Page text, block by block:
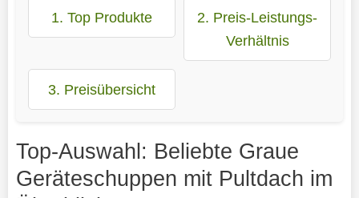
1. Top Produkte
2. Preis-Leistungs-
Verhältnis
3. Preisübersicht
Top-Auswahl: Beliebte Graue
Geräteschuppen mit Pultdach im